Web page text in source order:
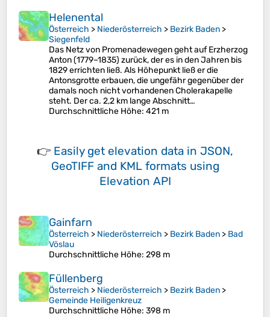
Helenental
Österreich > Niederösterreich > Bezirk Baden >
Siegenfeld
Das Netz von Promenadewegen geht auf Erzherzog
Anton (1779–1835) zurück, der es in den Jahren bis
1829 errichten ließ. Als Höhepunkt ließ er die
Antonsgrotte erbauen, die ungefähr gegenüber der
damals noch nicht vorhandenen Cholerakapelle
steht. Der ca. 2,2 km lange Abschnitt…
Durchschnittliche Höhe: 421 m
👉 Easily get elevation data in JSON,
GeoTIFF and KML formats using
Elevation API
Gainfarn
Österreich > Niederösterreich > Bezirk Baden > Bad
Vöslau
Durchschnittliche Höhe: 298 m
Füllenberg
Österreich > Niederösterreich > Bezirk Baden >
Gemeinde Heiligenkreuz
Durchschnittliche Höhe: 398 m